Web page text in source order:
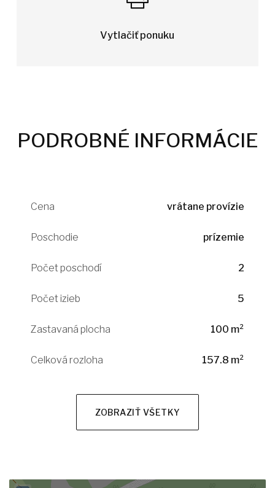
Vytlačiť ponuku
PODROBNÉ INFORMÁCIE
Cena vrátane provízie
Poschodie prízemie
Počet poschodí 2
Počet izieb 5
Zastavaná plocha 100 m²
Celková rozloha 157.8 m²
ZOBRAZIŤ VŠETKY